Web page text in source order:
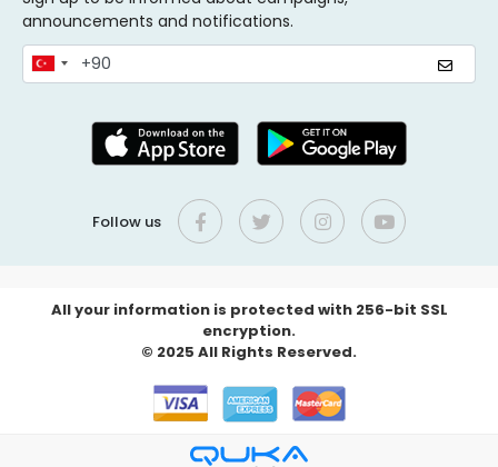
announcements and notifications.
Follow us
All your information is protected with 256-bit SSL
encryption.
© 2025 All Rights Reserved.